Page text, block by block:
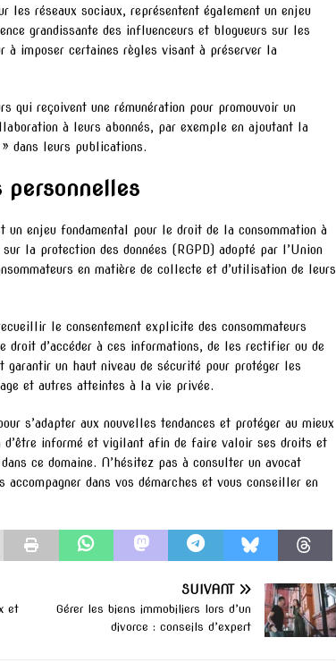
les réseaux sociaux, représentent également un enjeu
grandissante des influenceurs et blogueurs sur les
à imposer certaines règles visant à préserver la
qui reçoivent une rémunération pour promouvoir un
à leurs abonnés, par exemple en ajoutant la
dans leurs publications.
personnelles
un enjeu fondamental pour le droit de la consommation à
la protection des données (RGPD) adopté par l’Union
en matière de collecte et d’utilisation de leurs
le consentement explicite des consommateurs
droit d’accéder à ces informations, de les rectifier ou de
un haut niveau de sécurité pour protéger les
et autres atteintes à la vie privée.
s’adapter aux nouvelles tendances et protéger au mieux
informé et vigilant afin de faire valoir ses droits et
ce domaine. N’hésitez pas à consulter un avocat
dans vos démarches et vous conseiller en
et
SUIVANT
Gérer les biens immobiliers lors d’un
divorce : conseils d’expert